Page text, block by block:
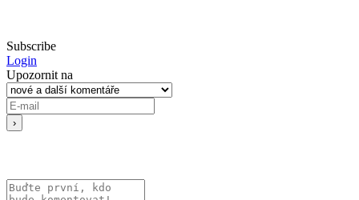
Subscribe
Login
Upozornit na